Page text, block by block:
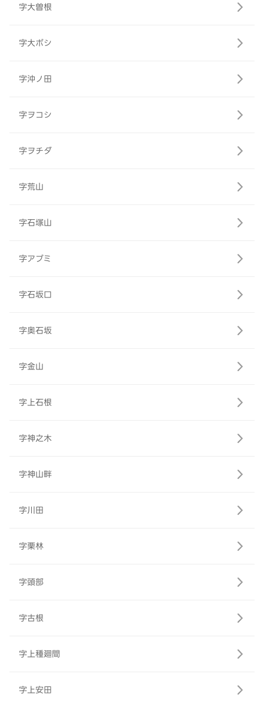
字大曽根
字大ボシ
字沖ノ田
字ヲコシ
字ヲチダ
字荒山
字石塚山
字アブミ
字石坂口
字奥石坂
字金山
字上石根
字神之木
字神山畔
字川田
字栗林
字頭部
字古根
字上種廻間
字上安田